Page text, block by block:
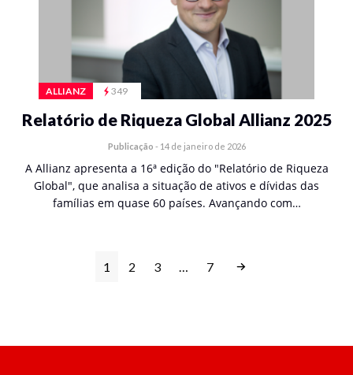
ALLIANZ 349
Relatório de Riqueza Global Allianz 2025
Publicação - 14 de janeiro de 2026
A Allianz apresenta a 16ª edição do "Relatório de Riqueza
Global", que analisa a situação de ativos e dívidas das
famílias em quase 60 países. Avançando com…
1 2 3 … 7